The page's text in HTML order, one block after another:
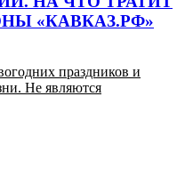
«КАВКАЗ.РФ»
праздников и
Не являются